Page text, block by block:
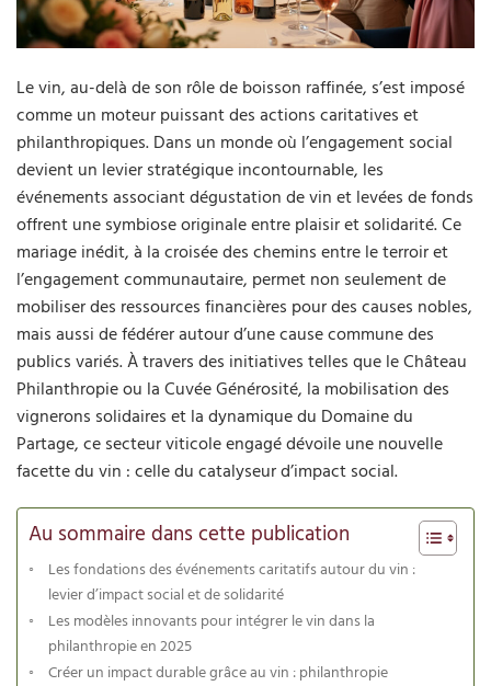
Le vin, au-delà de son rôle de boisson raffinée, s’est imposé
comme un moteur puissant des actions caritatives et
philanthropiques. Dans un monde où l’engagement social
devient un levier stratégique incontournable, les
événements associant dégustation de vin et levées de fonds
offrent une symbiose originale entre plaisir et solidarité. Ce
mariage inédit, à la croisée des chemins entre le terroir et
l’engagement communautaire, permet non seulement de
mobiliser des ressources financières pour des causes nobles,
mais aussi de fédérer autour d’une cause commune des
publics variés. À travers des initiatives telles que le Château
Philanthropie ou la Cuvée Générosité, la mobilisation des
vignerons solidaires et la dynamique du Domaine du
Partage, ce secteur viticole engagé dévoile une nouvelle
facette du vin : celle du catalyseur d’impact social.
Au sommaire dans cette publication
Les fondations des événements caritatifs autour du vin :
levier d’impact social et de solidarité
Les modèles innovants pour intégrer le vin dans la
philanthropie en 2025
Créer un impact durable grâce au vin : philanthropie